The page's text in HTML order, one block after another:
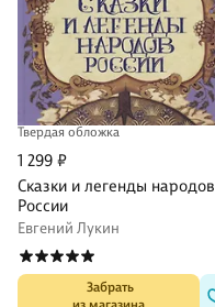
Твердая обложка
1 299 ₽
Сказки и легенды народов
России
Евгений Лукин
Забрать